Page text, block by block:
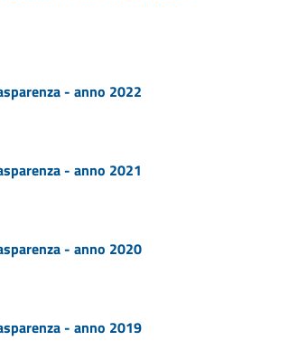
- anno 2022
- anno 2021
- anno 2020
- anno 2019